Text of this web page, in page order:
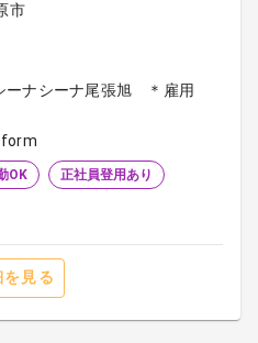
市
ーナシーナ尾張旭 ＊雇用
OK 正社員登用あり
を見る